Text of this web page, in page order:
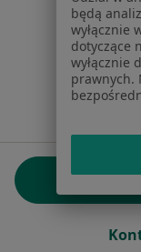
Polskaotwiera
,Türkiye ,
Portugal,
15.395.179
będą
wyłącznie
dotyczące
wyłącznie
prawnych.